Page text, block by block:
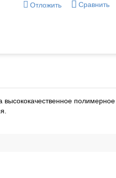
Отложить Сравнить